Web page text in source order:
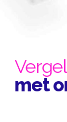
met